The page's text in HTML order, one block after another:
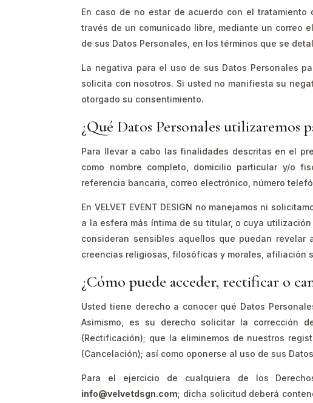
En caso de no estar de acuerdo con el
través de un comunicado libre, mediante un correo
de sus Datos Personales, en los términos que se
La negativa para el uso de sus Datos Personales
solicita con nosotros. Si usted no manifiesta su
otorgado su consentimiento.
¿Qué Datos Personales utilizaremos
Para llevar a cabo las finalidades descritas en el
como nombre completo, domicilio particular y/o
referencia bancaria, correo electrónico, número
En VELVET EVENT DESIGN no manejamos ni
a la esfera más íntima de su titular, o cuya
consideran sensibles aquellos que puedan
creencias religiosas, filosóficas y morales, afiliación
¿Cómo puede acceder, rectificar o
Usted tiene derecho a conocer qué Datos
Asimismo, es su derecho solicitar la corrección
(Rectificación); que la eliminemos de nuestros
(Cancelación); así como oponerse al uso de sus
Para el ejercicio de cualquiera de los
info@velvetdsgn.com; dicha solicitud deberá